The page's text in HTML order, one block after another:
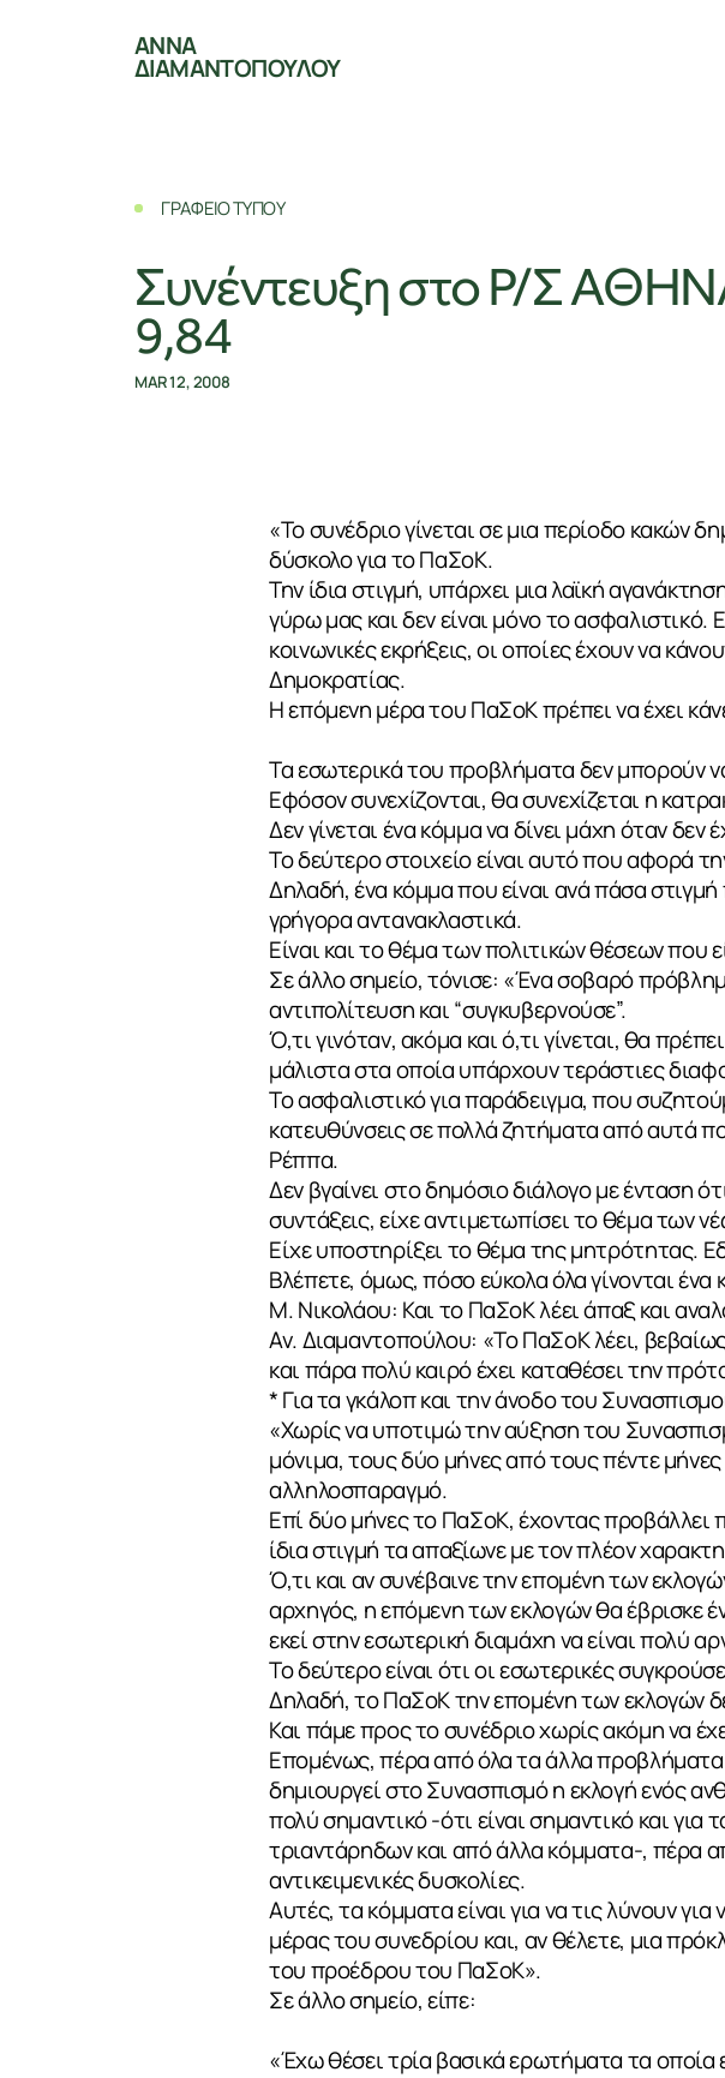
ΣΧΕΤΙΚΑ
ΝΕΑ
ΕΠΙΚΟΙΝΩΝΙΑ
ΑΝΝΑ
ΔΙΑΜΑΝΤΟΠΟΥΛΟΥ
ΓΡΑΦΕΙΟ ΤΥΠΟΥ
Συνέντευξη στο Ρ/Σ
9,84
MAR 12, 2008
«Το συνέδριο γίνεται σε μια περίοδο κακών
δύσκολο για το ΠαΣοΚ.
Την ίδια στιγμή, υπάρχει μια λαϊκή
γύρω μας και δεν είναι μόνο το
κοινωνικές εκρήξεις, οι οποίες έχουν να
Δημοκρατίας.
Η επόμενη μέρα του ΠαΣοΚ πρέπει να έχει
Τα εσωτερικά του προβλήματα δεν μπορούν
Εφόσον συνεχίζονται, θα συνεχίζεται η
Δεν γίνεται ένα κόμμα να δίνει μάχη όταν
Το δεύτερο στοιχείο είναι αυτό που αφορά
Δηλαδή, ένα κόμμα που είναι ανά πάσα
γρήγορα αντανακλαστικά.
Είναι και το θέμα των πολιτικών θέσεων που
Σε άλλο σημείο, τόνισε: «Ένα σοβαρό
αντιπολίτευση και “συγκυβερνούσε”.
Ό,τι γινόταν, ακόμα και ό,τι γίνεται, θα
μάλιστα στα οποία υπάρχουν τεράστιες
Το ασφαλιστικό για παράδειγμα, που
κατευθύνσεις σε πολλά ζητήματα από αυτά
Ρέππα.
Δεν βγαίνει στο δημόσιο διάλογο με ένταση
συντάξεις, είχε αντιμετωπίσει το θέμα των
Είχε υποστηρίξει το θέμα της μητρότητας.
Βλέπετε, όμως, πόσο εύκολα όλα γίνονται
Μ. Νικολάου: Και το ΠαΣοΚ λέει άπαξ και
Αν. Διαμαντοπούλου: «Το ΠαΣοΚ λέει,
και πάρα πολύ καιρό έχει καταθέσει την
* Για τα γκάλοπ και την άνοδο του
«Χωρίς να υποτιμώ την αύξηση του
μόνιμα, τους δύο μήνες από τους πέντε
αλληλοσπαραγμό.
Επί δύο μήνες το ΠαΣοΚ, έχοντας προβάλλει
ίδια στιγμή τα απαξίωνε με τον πλέον
Ό,τι και αν συνέβαινε την επομένη των
αρχηγός, η επόμενη των εκλογών θα
εκεί στην εσωτερική διαμάχη να είναι πολύ
Το δεύτερο είναι ότι οι εσωτερικές
Δηλαδή, το ΠαΣοΚ την επομένη των εκλογών
Και πάμε προς το συνέδριο χωρίς ακόμη να
Επομένως, πέρα από όλα τα άλλα
δημιουργεί στο Συνασπισμό η εκλογή ενός
πολύ σημαντικό -ότι είναι σημαντικό και
τριαντάρηδων και από άλλα κόμματα-, πέρα
αντικειμενικές δυσκολίες.
Αυτές, τα κόμματα είναι για να τις λύνουν
μέρας του συνεδρίου και, αν θέλετε, μια
του προέδρου του ΠαΣοΚ».
Σε άλλο σημείο, είπε:
«Έχω θέσει τρία βασικά ερωτήματα τα οποία